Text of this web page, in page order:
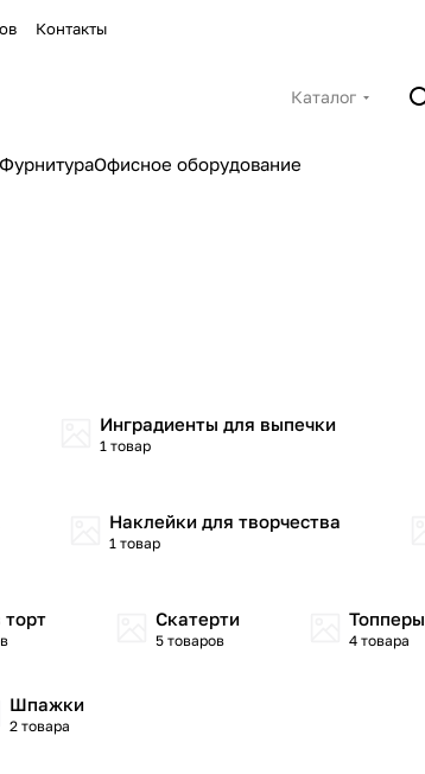
Контакты
Каталог
ФурнитураОфисное оборудование
Инградиенты для выпечки
1 товар
Наклейки для творчества
1 товар
торт Скатерти
5 товаров
Топперы
4 товара
Шпажки
2 товара